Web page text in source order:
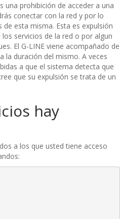
una prohibición de acceder a una
conectar con la red y por lo
esta misma. Esta es expulsión
servicios de la red o por algun
El G-LINE viene acompañado de
la duración del mismo. A veces
a que el sistema detecta que
que su expulsión se trata de un
hay
a los que usted tiene acceso